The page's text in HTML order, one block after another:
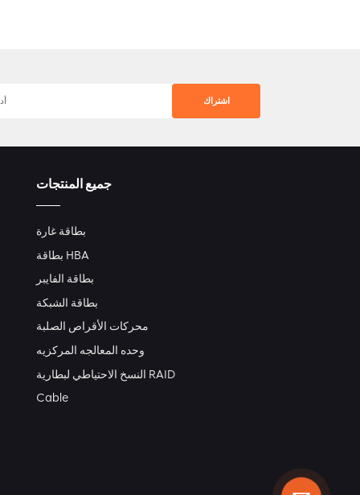
جميع المنتجات
بطاقة غارة
بطاقة HBA
بطاقة الفايبر
بطاقة الشبكة
محركات الأقراص الصلبة
وحده المعالجه المركزيه
النسخ الاحتياطي لبطارية RAID
Cable